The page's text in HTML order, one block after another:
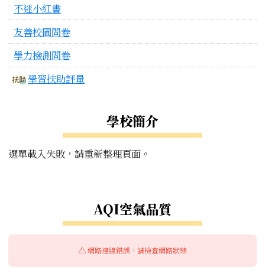
不迷小紅書
友善校園問卷
學力檢測問卷
學習扶助評量
學校簡介
選單載入失敗，請重新整理頁面。
AQI空氣品質
⚠️ 網路連線錯誤，請檢查網路狀態